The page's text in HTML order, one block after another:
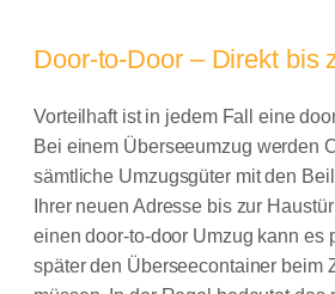
Door-to-Door – Direkt bis
Vorteilhaft ist in jedem Fall eine
Bei einem Überseeumzug werden
sämtliche Umzugsgüter mit den
Ihrer neuen Adresse bis zur
einen door-to-door Umzug kann es
später den Überseecontainer beim